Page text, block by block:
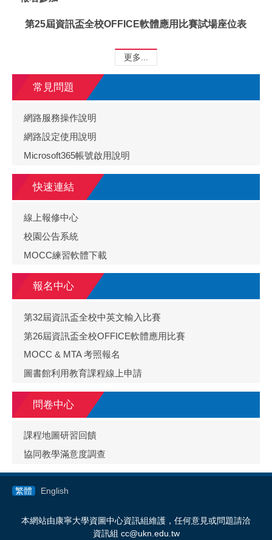
第25屆資訊盃全校OFFICE軟體應用比賽試場座位表
更多...
常見問題
網路服務操作說明
網路設定使用說明
Microsoft365帳號啟用說明
快速連結
線上報修中心
校園公告系統
MOCC練習軟體下載
報名中心
第32屆資訊盃全校中英文輸入比賽
第26屆資訊盃全校OFFICE軟體應用比賽
MOCC & MTA 考照報名
圖書館利用教育課程線上申請
問卷中心
課程地圖研習回饋
協同教學滿意度調查
繁體 English
本網站由康寧大學資圖中心資訊組維護，任何意見或問題請洽
資訊組 cc@ukn.edu.tw